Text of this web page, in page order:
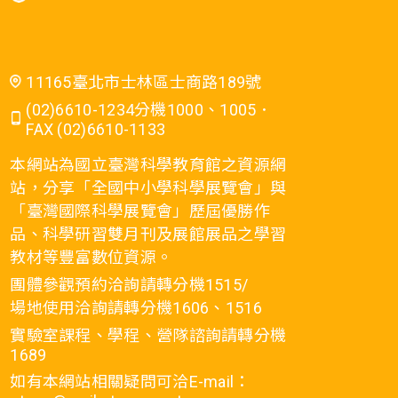
11165臺北市士林區士商路189號
(02)6610-1234分機1000、1005．
FAX (02)6610-1133
本網站為國立臺灣科學教育館之資源網
站，分享「全國中小學科學展覽會」與
「臺灣國際科學展覽會」歷屆優勝作
品、科學研習雙月刊及展館展品之學習
教材等豐富數位資源。
團體參觀預約洽詢請轉分機1515/
場地使用洽詢請轉分機1606、1516
實驗室課程、學程、營隊諮詢請轉分機
1689
如有本網站相關疑問可洽E-mail：